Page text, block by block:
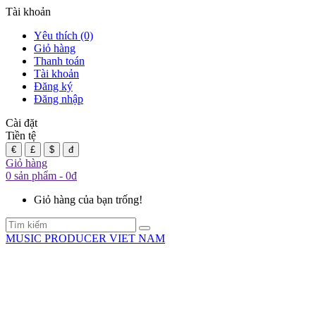
Tài khoản
Yêu thích (0)
Giỏ hàng
Thanh toán
Tài khoản
Đăng ký
Đăng nhập
Cài đặt
Tiền tệ
€ £ $ đ
Giỏ hàng
0 sản phẩm - 0đ
Giỏ hàng của bạn trống!
MUSIC PRODUCER VIET NAM